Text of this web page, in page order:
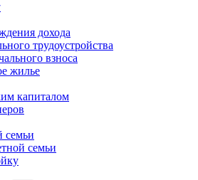
дохода
трудоустройства
взноса
жилье
капиталом
семьи
семьи